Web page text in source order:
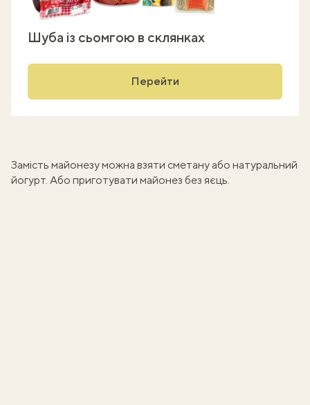
Шуба із сьомгою в склянках
Перейти
Замість майонезу можна взяти сметану або натуральний
йогурт. Або приготувати майонез без яєць.